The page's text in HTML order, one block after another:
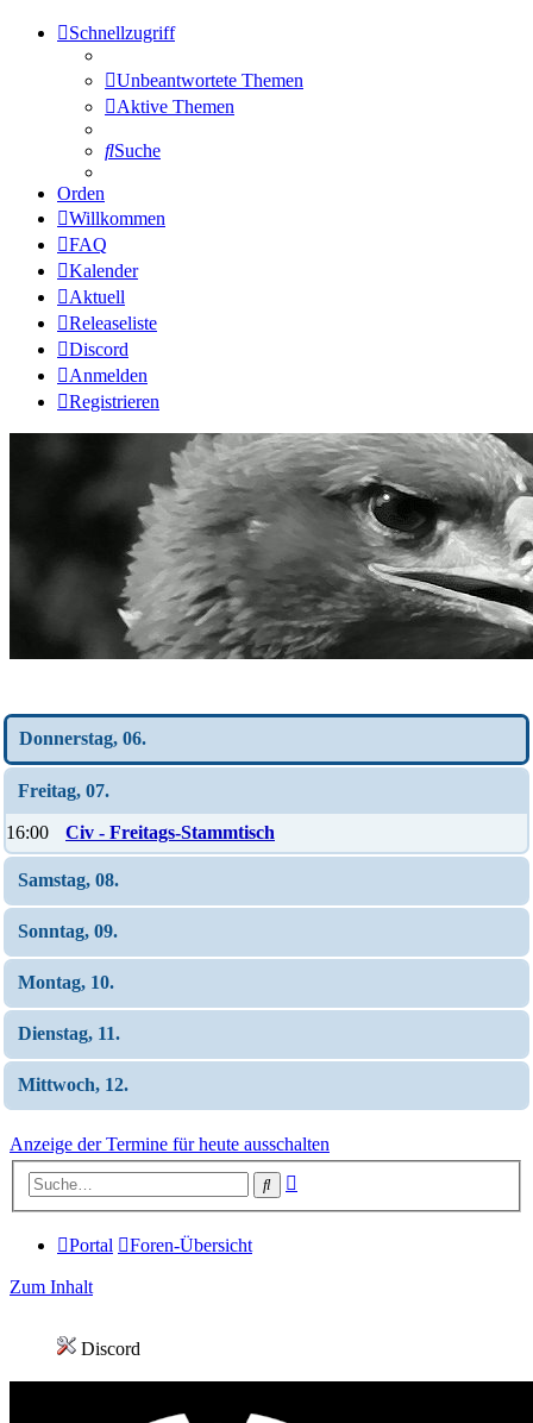
Schnellzugriff
Unbeantwortete Themen
Aktive Themen
Suche
Orden
Willkommen
FAQ
Kalender
Aktuell
Releaseliste
Discord
Anmelden
Registrieren
Donnerstag, 06.
Freitag, 07.
16:00 Civ - Freitags-Stammtisch
Samstag, 08.
Sonntag, 09.
Montag, 10.
Dienstag, 11.
Mittwoch, 12.
Anzeige der Termine für heute ausschalten
Suche
Portal Foren-Übersicht
Zum Inhalt
Discord